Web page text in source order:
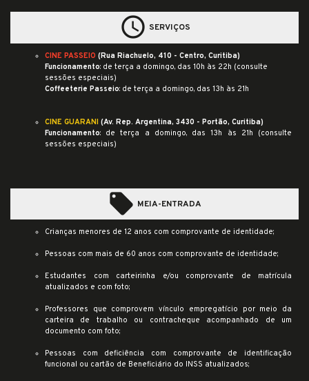
schedule SERVIÇOS
CINE PASSEIO (Rua Riachuelo, 410 - Centro, Curitiba)
Funcionamento: de terça a domingo, das 10h às 22h (consulte
sessões especiais)
Coffeeterie Passeio: de terça a domingo, das 13h às 21h
CINE GUARANI (Av. Rep. Argentina, 3430 - Portão, Curitiba)
Funcionamento: de terça a domingo, das 13h às 21h (consulte
sessões especiais)
local_offer MEIA-ENTRADA
Crianças menores de 12 anos com comprovante de identidade;
Pessoas com mais de 60 anos com comprovante de identidade;
Estudantes com carteirinha e/ou comprovante de matrícula
atualizados e com foto;
Professores que comprovem vínculo empregatício por meio da
carteira de trabalho ou contracheque acompanhado de um
documento com foto;
Pessoas com deficiência com comprovante de identificação
funcional ou cartão de Beneficiário do INSS atualizados;